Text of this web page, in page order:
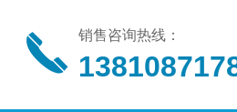
销售咨询热线：